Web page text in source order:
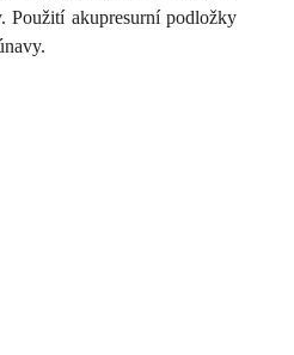
Použití akupresurní podložky